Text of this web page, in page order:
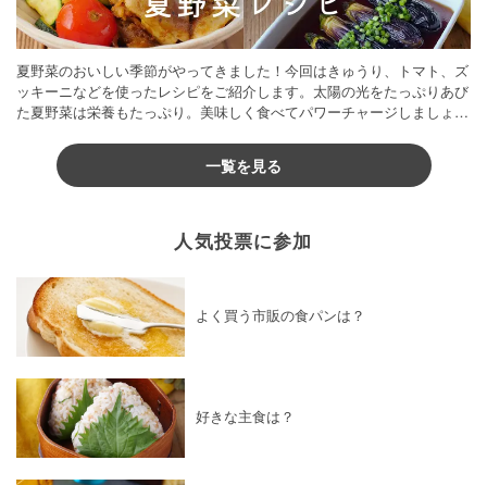
夏野菜のおいしい季節がやってきました！今回はきゅうり、トマト、ズ
ッキーニなどを使ったレシピをご紹介します。太陽の光をたっぷりあび
た夏野菜は栄養もたっぷり。美味しく食べてパワーチャージしましょう
一覧を見る
人気投票に参加
よく買う市販の食パンは？
好きな主食は？